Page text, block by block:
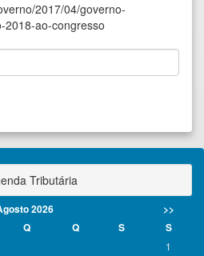
2017/04/governo-
2018-ao-congresso
Tributária
2026
>>
Q Q S S
1